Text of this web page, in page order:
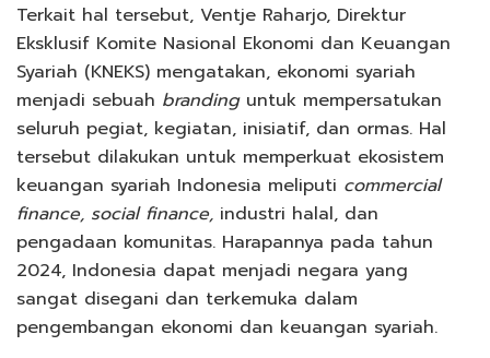
Terkait hal tersebut, Ventje Raharjo, Direktur
Eksklusif Komite Nasional Ekonomi dan Keuangan
Syariah (KNEKS) mengatakan, ekonomi syariah
menjadi sebuah brandinguntuk mempersatukan
seluruh pegiat, kegiatan, inisiatif, dan ormas. Hal
tersebut dilakukan untuk memperkuat ekosistem
keuangan syariah Indonesia meliputi commercial
finance, social finance, industri halal, dan
pengadaan komunitas. Harapannya pada tahun
2024, Indonesia dapat menjadi negara yang
sangat disegani dan terkemuka dalam
pengembangan ekonomi dan keuangan syariah.